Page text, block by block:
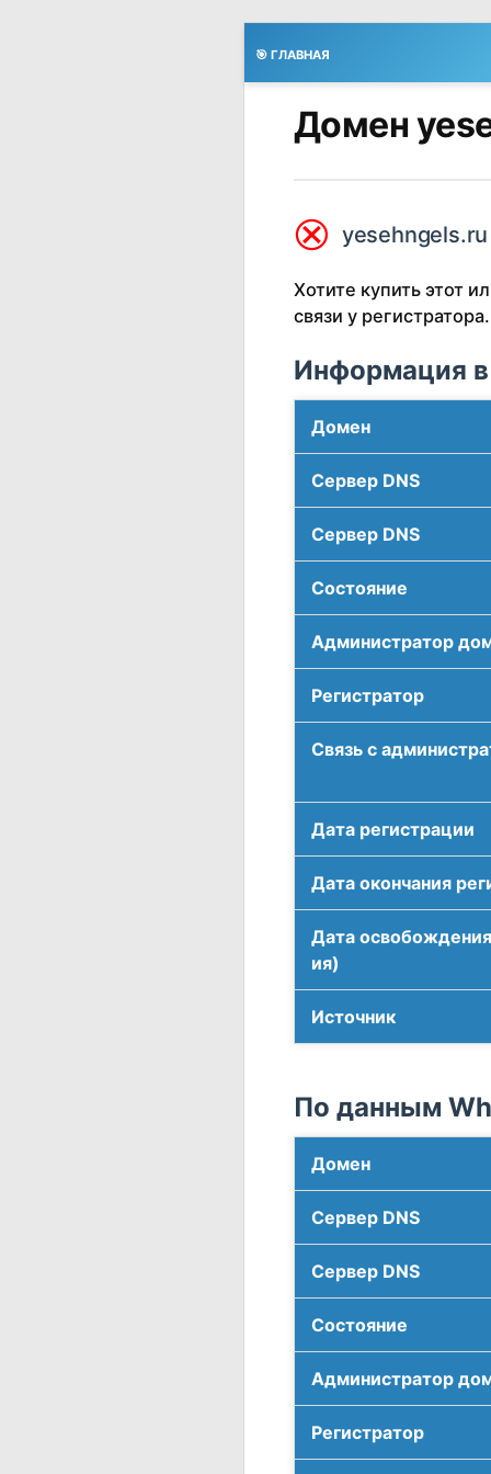
🎯 ГЛАВНАЯ
Домен
⮿ yesehngels.ru
Хотите купить этот
связи у регистратора.
Информация в
Домен
Сервер DNS
Сервер DNS
Соcтояние
Администратор
Регистратор
Связь с
Дата регистрации
Дата окончания
Дата
ия)
Источник
По данным
Домен
Сервер DNS
Сервер DNS
Соcтояние
Администратор
Регистратор